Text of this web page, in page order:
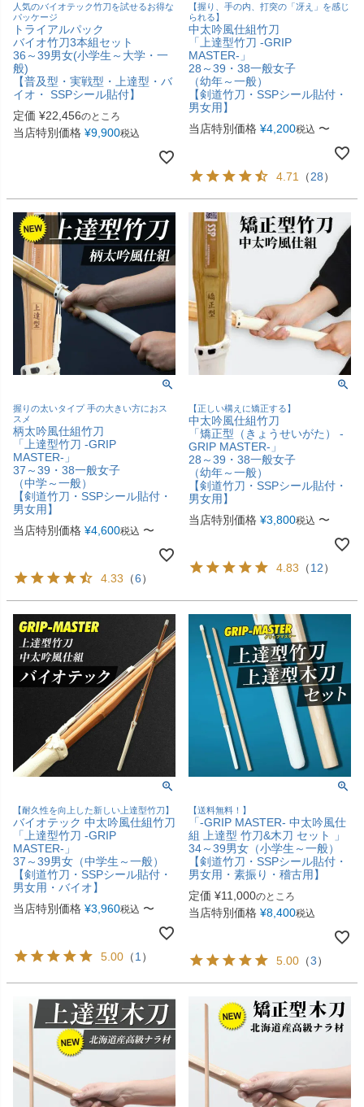
人気のバイオテック竹刀を試せるお得な
パッケージ
トライアルパック
バイオ竹刀3本組セット
36～39男女(小学生～大学・一
般)
【普及型・実戦型・上達型・バ
イオ・ SSPシール貼付】
定価 ¥22,456のところ
当店特別価格 ¥9,900税込
【握り、手の内、打突の「冴え」を感じ
られる】
中太吟風仕組竹刀
「上達型竹刀 -GRIP
MASTER-」
28～39・38一般女子
（幼年～一般）
【剣道竹刀・SSPシール貼付・
男女用】
当店特別価格 ¥4,200税込 〜
4.71 （28）
握りの太いタイプ 手の大きい方におス
スメ
柄太吟風仕組竹刀
「上達型竹刀 -GRIP
MASTER-」
37～39・38一般女子
（中学～一般）
【剣道竹刀・SSPシール貼付・
男女用】
当店特別価格 ¥4,600税込 〜
4.33 （6）
【正しい構えに矯正する】
中太吟風仕組竹刀
「矯正型（きょうせいがた） -
GRIP MASTER-」
28～39・38一般女子
（幼年～一般）
【剣道竹刀・SSPシール貼付・
男女用】
当店特別価格 ¥3,800税込 〜
4.83 （12）
【耐久性を向上した新しい上達型竹刀】
バイオテック 中太吟風仕組竹刀
「上達型竹刀 -GRIP
MASTER-」
37～39男女（中学生～一般）
【剣道竹刀・SSPシール貼付・
男女用・バイオ】
当店特別価格 ¥3,960税込 〜
5.00 （1 ）
【送料無料！】
「-GRIP MASTER- 中太吟風仕
組 上達型 竹刀&木刀 セット 」
34～39男女（小学生～一般）
【剣道竹刀・SSPシール貼付・
男女用・素振り・稽古用】
定価 ¥11,000のところ
当店特別価格 ¥8,400税込
5.00 （3）